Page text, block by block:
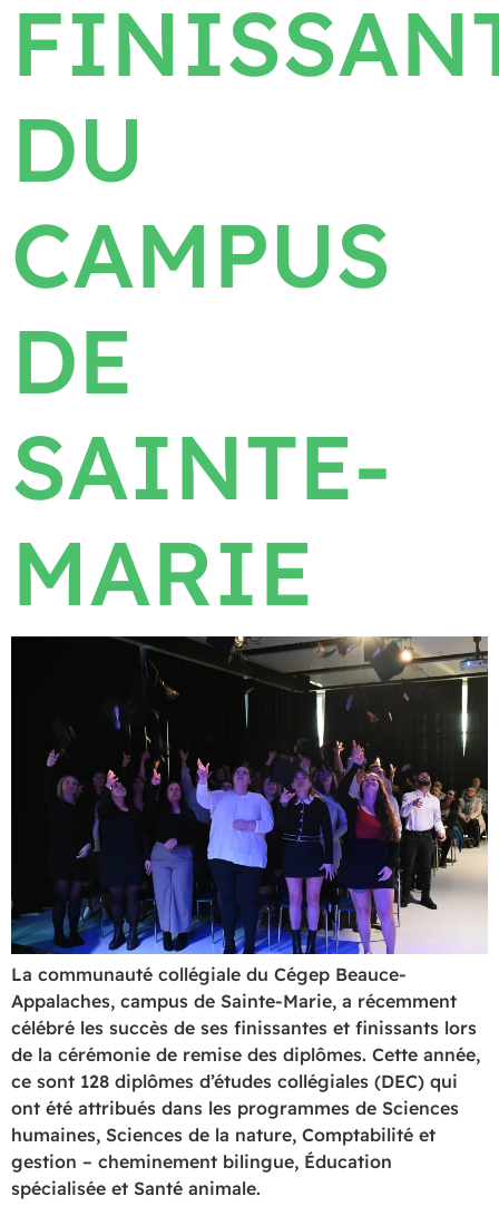
DU
CAMPUS
DE
SAINTE-
MARIE
La communauté collégiale du Cégep Beauce-
Appalaches, campus de Sainte-Marie, a récemment
célébré les succès de ses finissantes et finissants lors
de la cérémonie de remise des diplômes. Cette année,
ce sont 128 diplômes d’études collégiales (DEC) qui
ont été attribués dans les programmes de Sciences
humaines, Sciences de la nature, Comptabilité et
gestion – cheminement bilingue, Éducation
spécialisée et Santé animale.